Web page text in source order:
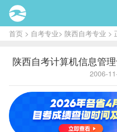
首页> 自考专业> 陕西自考专业 >
陕西自考计算机信息管
2006-